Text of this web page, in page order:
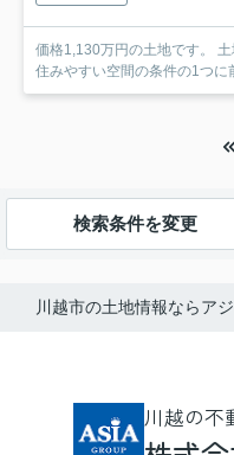
価格1,130万円の土地です。
住みやすい空間の条件の1つに
検索条件を変更
川越市の土地情報ならア
川越の不